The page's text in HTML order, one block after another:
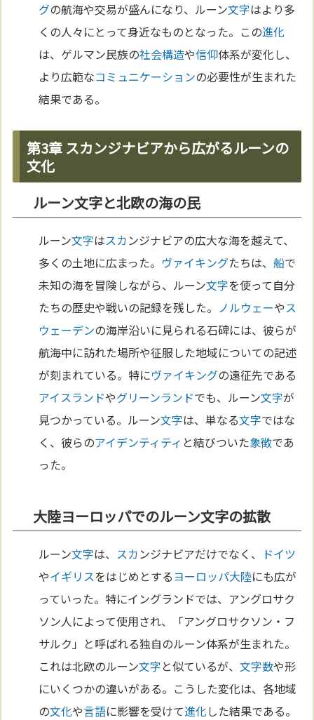
グの航海や交易が盛んになり、ルーン文字はより多
くの人々にとって身近なものとなった。この進化
は、ゲルマン民族の社会構造や信仰体系が変化し、
より広範なコミュニケーションの必要性が生まれた
結果である。
第3章 スカンジナビアから広がるルーンの
文化
ルーン文字と北欧の海の民
ルーン文字はスカンジナビアの広大な海を越えて、
多くの土地に広まった。 ヴァイキングたちは、船で
未知の海を冒険しながら、ルーン文字を使って自分
たちの歴史や戦いの記録を残した。 ノルウェーやス
ウェーデンの海岸沿いに見られる石碑には、彼らが
航海中に訪れた場所や征服した地域についての記述
が刻まれている。特にヴァイキングの遠征先である
アイスランドやグリーンランドでも、ルーン文字が
見つかっている。ルーン文字は、単なる文字ではな
く、彼らのアイデンティティ と結びついた象徴であ
った。
大陸ヨーロッパでのルーン文字の拡散
ルーン文字は、 スカンジナビアだけでなく、 ドイツ
やイギリスをはじめとするヨーロッパ大陸にも広が
っていった。特にイングランドでは、アングロサク
ソン人によって使用され、「アングロサクソン・フ
サルク」と呼ばれる独自のルーン体系が生まれた。
これは北欧のルーン文字と似ているが、文字数や形
にいくつかの違いがある。こうした変化は、各地域
の文化や言語に影響を受けて進化した結果である。